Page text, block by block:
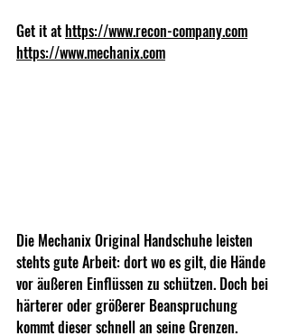
Get it at https://www.recon-company.com
https://www.mechanix.com
Die Mechanix Original Handschuhe leisten
stehts gute Arbeit: dort wo es gilt, die Hände
vor äußeren Einflüssen zu schützen. Doch bei
härterer oder größerer Beanspruchung
kommt dieser schnell an seine Grenzen.